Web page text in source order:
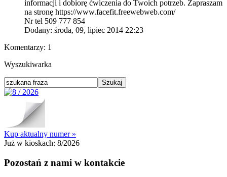
informacji i dobiorę ćwiczenia do Twoich potrzeb. Zapraszam
na stronę https://www.facefit.freewebweb.com/
Nr tel 509 777 854
Dodany: środa, 09, lipiec 2014 22:23
Komentarzy: 1
Wyszukiwarka
Kup aktualny numer »
Już w kioskach: 8/2026
Pozostań z nami w kontakcie